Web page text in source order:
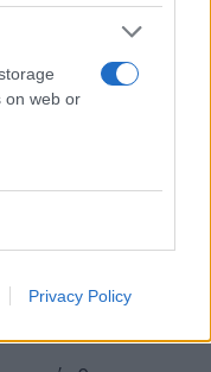
on web or
Privacy Policy
υπάρχει πάθος,
οπότε είμαι